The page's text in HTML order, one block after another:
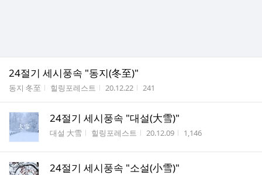
24절기 세시풍속 "동지(冬至)"
게시판명
동지 冬至 작성자
힐링포레스트 작성시간
20.12.22 조회수
241
24절기 세시풍속 "대설(大雪)"
게시판명
대설 大雪 작성자
힐링포레스트 작성시간
20.12.09 조회수
1,146
24절기 세시풍속 "소설(小雪)"